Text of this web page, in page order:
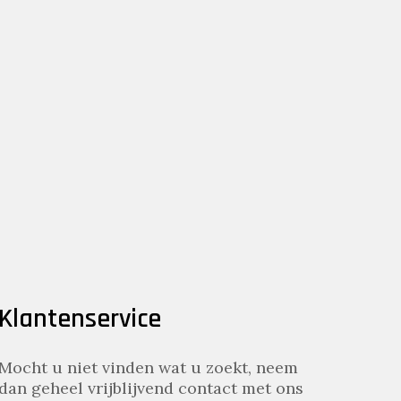
u niet vinden wat u zoekt, neem
geheel vrijblijvend contact met ons